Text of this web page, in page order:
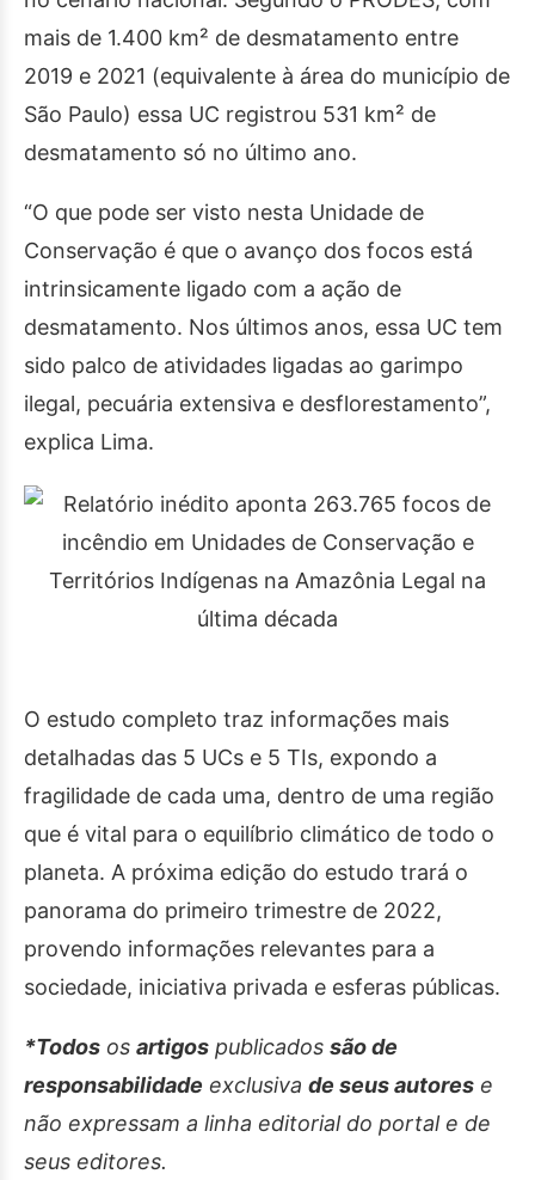
mais de 1.400 km² de desmatamento entre
2019 e 2021 (equivalente à área do município de
São Paulo) essa UC registrou 531 km² de
desmatamento só no último ano.
“O que pode ser visto nesta Unidade de
Conservação é que o avanço dos focos está
intrinsicamente ligado com a ação de
desmatamento. Nos últimos anos, essa UC tem
sido palco de atividades ligadas ao garimpo
ilegal, pecuária extensiva e desflorestamento”,
explica Lima.
O estudo completo traz informações mais
detalhadas das 5 UCs e 5 TIs, expondo a
fragilidade de cada uma, dentro de uma região
que é vital para o equilíbrio climático de todo o
planeta. A próxima edição do estudo trará o
panorama do primeiro trimestre de 2022,
provendo informações relevantes para a
sociedade, iniciativa privada e esferas públicas.
*Todos os artigos publicados são de
responsabilidade exclusiva de seus autores e
não expressam a linha editorial do portal e de
seus editores.